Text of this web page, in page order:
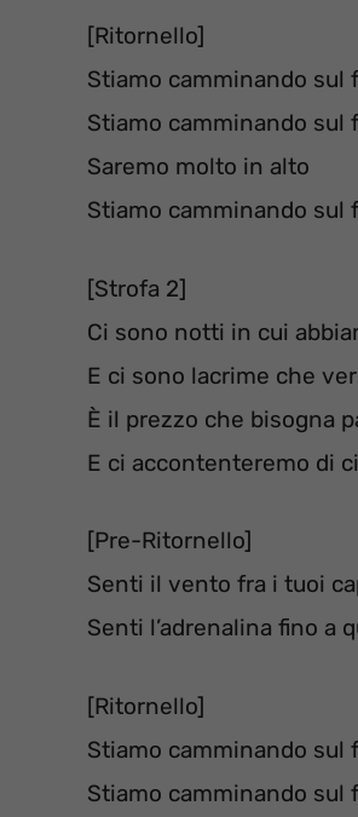
[Ritornello]
Stiamo camminando sul
Stiamo camminando sul
Saremo molto in alto
Stiamo camminando sul
[Strofa 2]
Ci sono notti in cui
E ci sono lacrime che
È il prezzo che bisogna
E ci accontenteremo di
[Pre-Ritornello]
Senti il ​​vento fra i tuoi
Senti l’adrenalina fino a
[Ritornello]
Stiamo camminando sul
Stiamo camminando sul